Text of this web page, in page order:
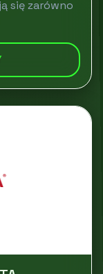
się zarówno